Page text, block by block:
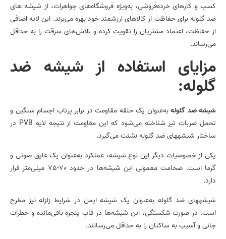
کسب و کارهای خرده‌فروشی، به‌ویژه فروشگاه‌های جواهرات، از شیشه­ های
ضد گلوله برای حفاظت از کالاهای ارزشمند خود بهره می‌برند. این لایه اضافی
از حفاظت، اعتماد مشتریان را تقویت کرده و تلاش‌های سرقت را به حداقل
می‌رساند.
مزایای استفاده از شیشه­ ضد
گلوله:
شیشه ضد گلولهبه‌عنوان یک حلقه مقاومت در برابر پرتاب اجسام سنگین و
تحمل ضربات تیر شناخته می‌شود که این مقاومت از نتیجه لایه PVB در
ساختار شیشه­های ضد گلوله نشئت می‌گیرد.
یکی از خصوصیات دیگر این نوع شیشه، عملکرد به‌عنوان یک عایق صوتی و
گرما است. ضخامت معمولی این شیشه‌ها در حدود 70-75 میلی‌متر قرار
دارد.
شیشه­های ضد گلوله به‌عنوان یک شیشه ایمن در شرایط زلزله نیز مطرح
است. در صورت شکستگی، این شیشه‌ها در قاب پنجره باقی‌مانده و خطرات
جانی و آسیب به ساکنان را به حداقل می‌رسانند.